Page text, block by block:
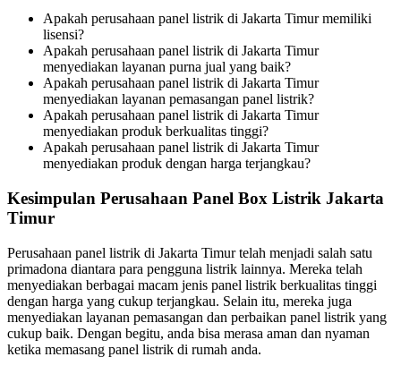
Apakah perusahaan panel listrik di Jakarta Timur memiliki
lisensi?
Apakah perusahaan panel listrik di Jakarta Timur
menyediakan layanan purna jual yang baik?
Apakah perusahaan panel listrik di Jakarta Timur
menyediakan layanan pemasangan panel listrik?
Apakah perusahaan panel listrik di Jakarta Timur
menyediakan produk berkualitas tinggi?
Apakah perusahaan panel listrik di Jakarta Timur
menyediakan produk dengan harga terjangkau?
Kesimpulan Perusahaan Panel Box Listrik Jakarta
Timur
Perusahaan panel listrik di Jakarta Timur telah menjadi salah satu
primadona diantara para pengguna listrik lainnya. Mereka telah
menyediakan berbagai macam jenis panel listrik berkualitas tinggi
dengan harga yang cukup terjangkau. Selain itu, mereka juga
menyediakan layanan pemasangan dan perbaikan panel listrik yang
cukup baik. Dengan begitu, anda bisa merasa aman dan nyaman
ketika memasang panel listrik di rumah anda.